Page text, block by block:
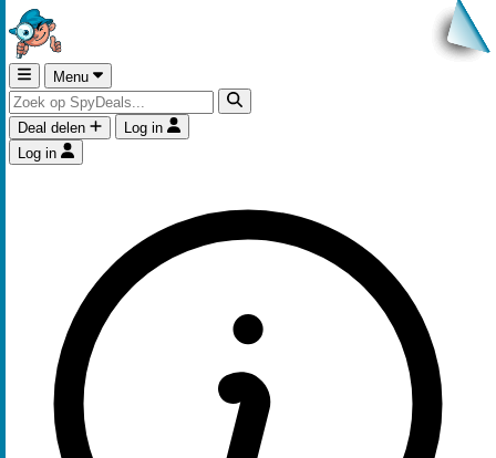
Menu
Deal delen
Log in
Log in